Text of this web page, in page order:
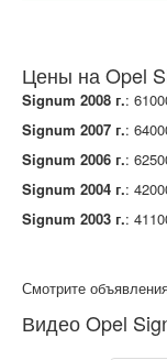
Цены на Opel
Signum 2008 г.:
Signum 2007 г.:
Signum 2006 г.:
Signum 2004 г.:
Signum 2003 г.:
Смотрите
Видео Opel